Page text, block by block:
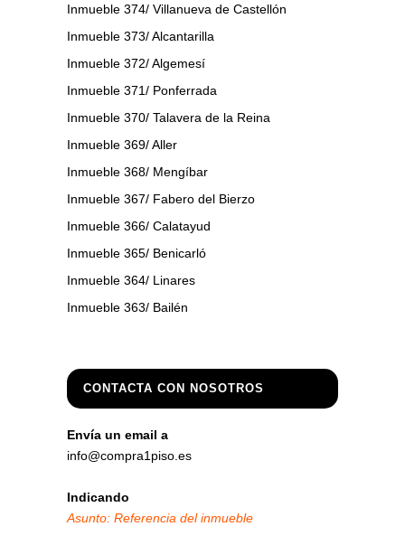
Inmueble 374/ Villanueva de Castellón
Inmueble 373/ Alcantarilla
Inmueble 372/ Algemesí
Inmueble 371/ Ponferrada
Inmueble 370/ Talavera de la Reina
Inmueble 369/ Aller
Inmueble 368/ Mengíbar
Inmueble 367/ Fabero del Bierzo
Inmueble 366/ Calatayud
Inmueble 365/ Benicarló
Inmueble 364/ Linares
Inmueble 363/ Bailén
CONTACTA CON NOSOTROS
Envía un email a
info@compra1piso.es
Indicando
Asunto: Referencia del inmueble